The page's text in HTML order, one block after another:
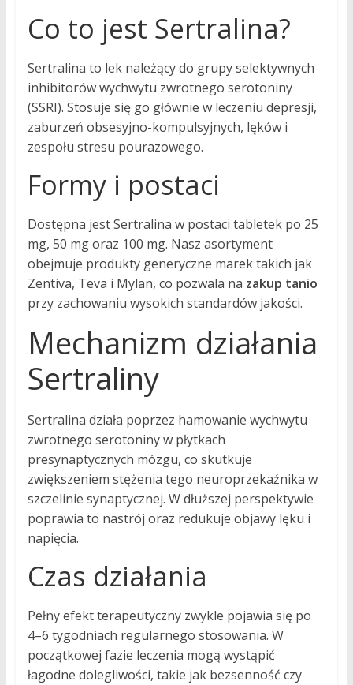
Co to jest Sertralina?
Sertralina to lek należący do grupy selektywnych
inhibitorów wychwytu zwrotnego serotoniny
(SSRI). Stosuje się go głównie w leczeniu depresji,
zaburzeń obsesyjno-kompulsyjnych, lęków i
zespołu stresu pourazowego.
Formy i postaci
Dostępna jest Sertralina w postaci tabletek po 25
mg, 50 mg oraz 100 mg. Nasz asortyment
obejmuje produkty generyczne marek takich jak
Zentiva, Teva i Mylan, co pozwala na zakup tanio
przy zachowaniu wysokich standardów jakości.
Mechanizm działania
Sertraliny
Sertralina działa poprzez hamowanie wychwytu
zwrotnego serotoniny w płytkach
presynaptycznych mózgu, co skutkuje
zwiększeniem stężenia tego neuroprzekaźnika w
szczelinie synaptycznej. W dłuższej perspektywie
poprawia to nastrój oraz redukuje objawy lęku i
napięcia.
Czas działania
Pełny efekt terapeutyczny zwykle pojawia się po
4–6 tygodniach regularnego stosowania. W
początkowej fazie leczenia mogą wystąpić
łagodne dolegliwości, takie jak bezsenność czy